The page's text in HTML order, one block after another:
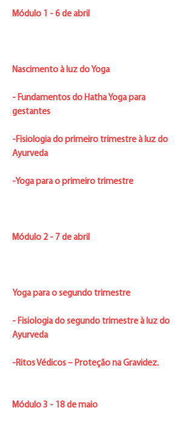
Módulo 1 - 6 de abril
Nascimento à luz do Yoga
- Fundamentos do Hatha Yoga para
gestantes
-Fisiologia do primeiro trimestre à luz do
Ayurveda
-Yoga para o primeiro trimestre
Módulo 2 - 7 de abril
Yoga para o segundo trimestre
- Fisiologia do segundo trimestre à luz do
Ayurveda
-Ritos Védicos – Proteção na Gravidez.
Módulo 3 - 18 de maio